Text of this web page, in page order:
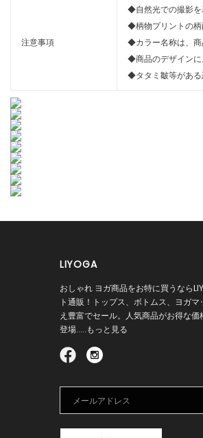
注意事項
◆自然光での撮影を
◆柄物プリントの柄
◆カラー名称は、商
◆商品のデザインに
◆タタミ皺等がある
LIYOGA
おしゃれ ヨガ商品をお特に買うなら
ト通販！トップス、ボトムス、ヨガマ
え豊富でセール。人気商品がお得な価
登場.....もっと見る